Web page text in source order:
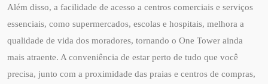
Além disso, a facilidade de acesso a centros comerciais e serviços
essenciais, como supermercados, escolas e hospitais, melhora a
qualidade de vida dos moradores, tornando o One Tower ainda
mais atraente. A conveniência de estar perto de tudo que você
precisa, junto com a proximidade das praias e centros de compras,